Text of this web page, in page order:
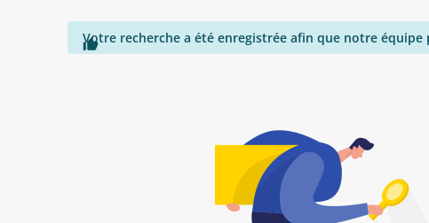

Votre recherche a été enregistrée afin que notre